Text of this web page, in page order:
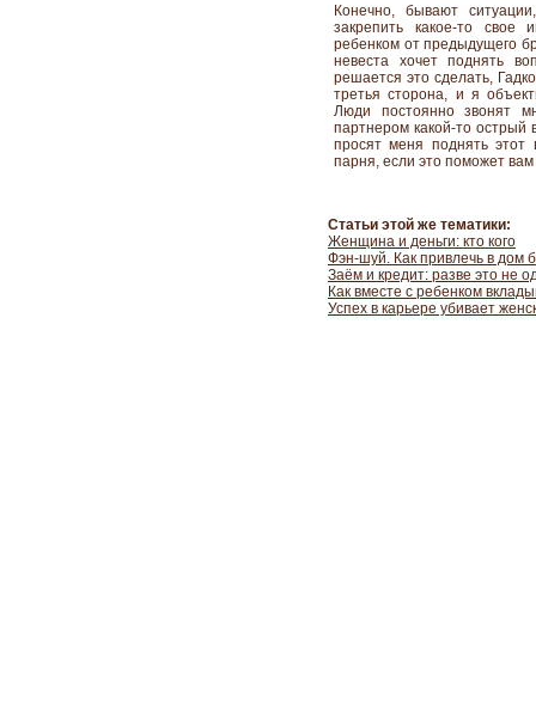
Конечно, бывают
закрепить какое-то свое
ребенком от предыдущего
невеста хочет поднять
решается это сделать,
третья сторона, и я
Люди постоянно звонят
партнером какой-то
просят меня поднять этот
парня, если это поможет
Статьи этой же тематики:
Женщина и деньги: кто кого
Фэн-шуй. Как привлечь в дом
Заём и кредит: разве это не
Как вместе с ребенком
Успех в карьере убивает